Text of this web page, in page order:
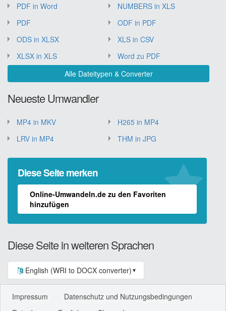
PDF in Word
NUMBERS in XLS
PDF
ODF in PDF
ODS in XLSX
XLS in CSV
XLSX in XLS
Word zu PDF
Alle Dateitypen & Converter
Neueste Umwandler
MP4 in MKV
H265 in MP4
LRV in MP4
THM in JPG
Diese Seite merken
Online-Umwandeln.de zu den Favoriten
hinzufügen
Diese Seite in weiteren Sprachen
English (WRI to DOCX converter) ▼
Impressum
Datenschutz und Nutzungsbedingungen